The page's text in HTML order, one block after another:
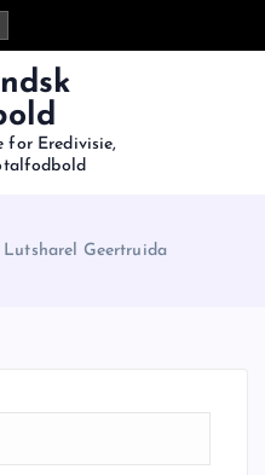
for Eredivisie,
Lutsharel Geertruida